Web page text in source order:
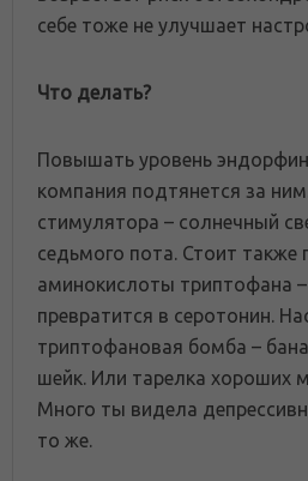
себе тоже не улучшает
Что делать?
Повышать уровень
компания подтянется за
стимулятора – солнечный
седьмого пота. Стоит также
аминокислоты триптофана
превратится в серотонин.
триптофановая бомба –
шейк. Или тарелка хороших
Много ты видела
то же.